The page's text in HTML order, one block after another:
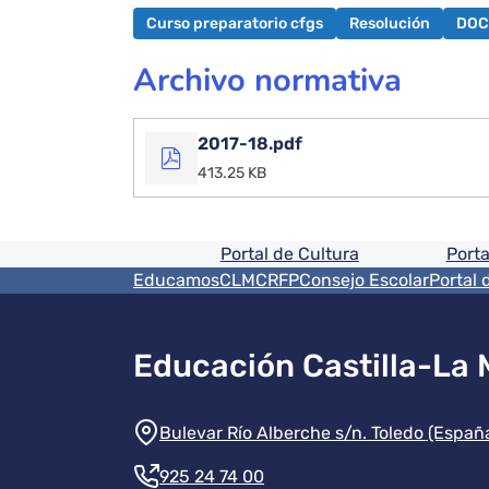
Curso preparatorio cfgs Resolución
Archivo normativa
2017-18.pdf
413.25 KB
Pie de pagina
Portal de Cultura
Menú del pie
EducamosCLMCRFPConsejo EscolarPortal
Educación Castilla-La
Información de la
Bulevar Río Alberche s/n. Toledo
925 24 74 00